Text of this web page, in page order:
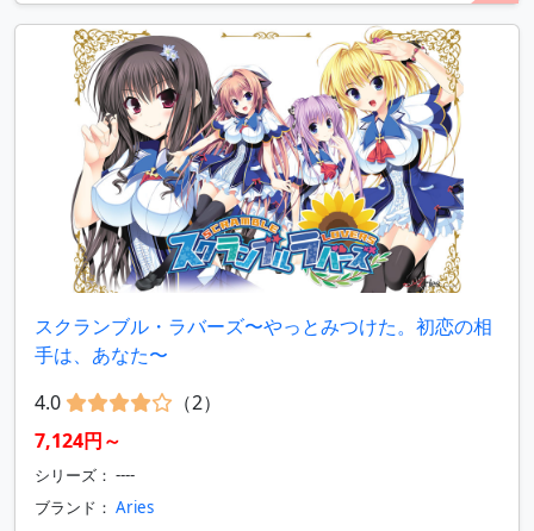
スクランブル・ラバーズ〜やっとみつけた。初恋の相
手は、あなた〜
4.0
（2）
7,124円～
シリーズ： ----
ブランド： Aries